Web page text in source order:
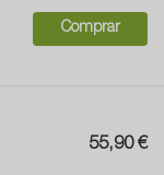
Comprar
55,90 €